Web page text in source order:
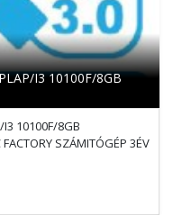
I3 10100F/8GB
I3 10100F/8GB
SZÁMITÓGÉP 3ÉV